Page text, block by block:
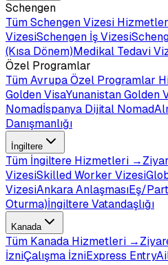
Schengen
TümSchengen Vizesi
VizesiSchengen İş Vizesi
(Kısa Dönem)Medikal Tedavi
Özel Programlar
TümAvrupa Özel Programlar
Golden VisaYunanistan Golden
Nomadİspanya Dijital Nomad
Danışmanlığı
İngiltere
Tüm İngiltere Hizmetleri →
VizesiSkilled Worker Vizesi
VizesiAnkara AnlaşmasıEş/
Oturma)İngiltere Vatandaşlığı
Kanada
Tüm Kanada Hizmetleri →
İzniÇalışma İzniExpress Entry